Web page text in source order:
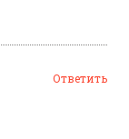
Ответить